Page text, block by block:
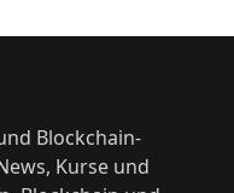
Blockchain-
Kurse und